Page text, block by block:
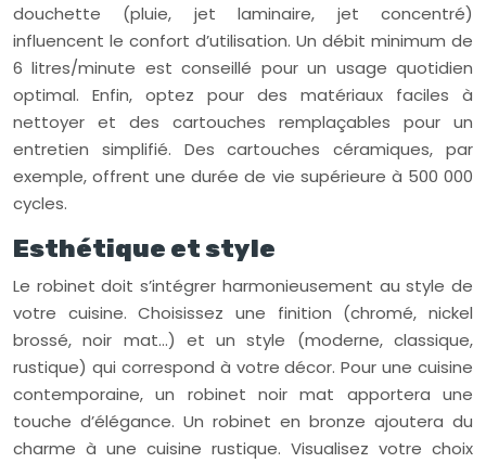
douchette (pluie, jet laminaire, jet concentré)
influencent le confort d’utilisation. Un débit minimum de
6 litres/minute est conseillé pour un usage quotidien
optimal. Enfin, optez pour des matériaux faciles à
nettoyer et des cartouches remplaçables pour un
entretien simplifié. Des cartouches céramiques, par
exemple, offrent une durée de vie supérieure à 500 000
cycles.
Esthétique et style
Le robinet doit s’intégrer harmonieusement au style de
votre cuisine. Choisissez une finition (chromé, nickel
brossé, noir mat…) et un style (moderne, classique,
rustique) qui correspond à votre décor. Pour une cuisine
contemporaine, un robinet noir mat apportera une
touche d’élégance. Un robinet en bronze ajoutera du
charme à une cuisine rustique. Visualisez votre choix